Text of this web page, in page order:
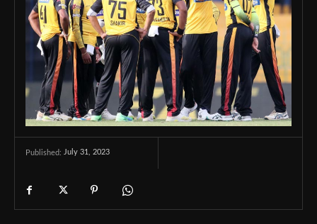
Published: July 31, 2023